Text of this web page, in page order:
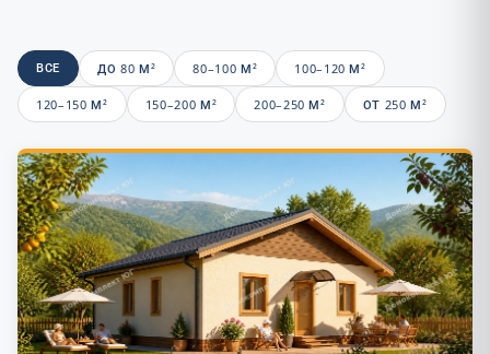
ВСЕ ДО 80 М² 80–100 М² 100–120 М²
120–150 М² 150–200 М² 200–250 М² ОТ 250 М²